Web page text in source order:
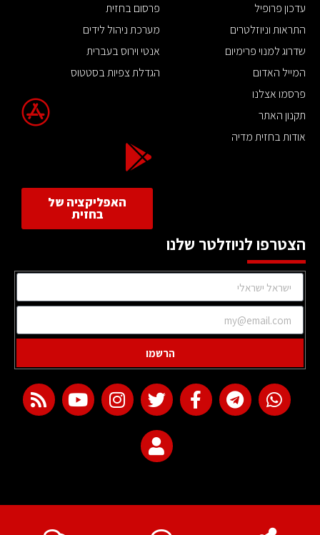
עדכון פרופיל
התראות וניוזלטרים
שדרוג למנוי פרימיום
המייל האדום
פרסמו אצלנו
תקנון האתר
אודות בחזית מדיה
פרסום בחזית
מערכת ניהול לידים
אנטי וירוס בעברית
הגדלת צפיות בסטטוס
האפליקציה של
בחזית
הצטרפו לניוזלטר שלנו
הרשמו